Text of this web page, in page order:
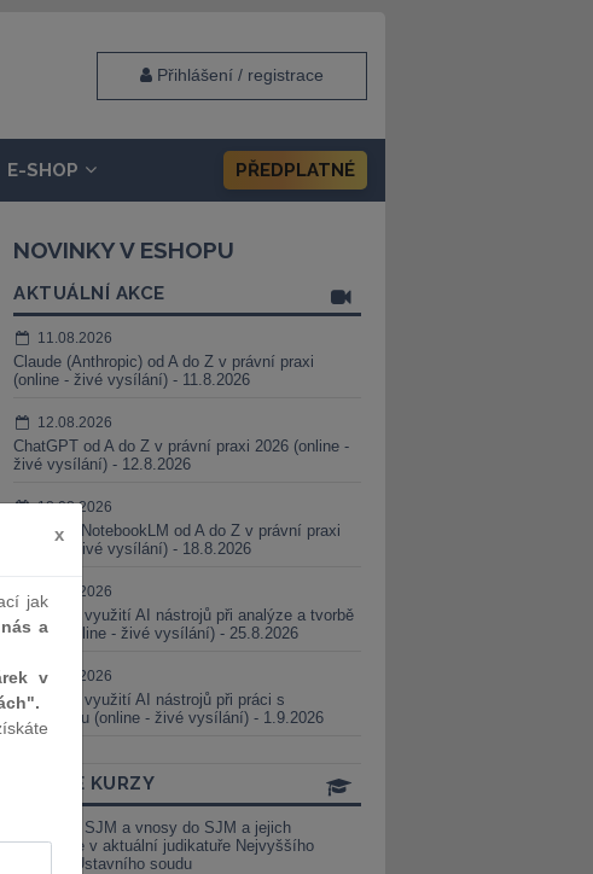
Přihlášení / registrace
E-SHOP PŘEDPLATNÉ
NOVINKY V ESHOPU
AKTUÁLNÍ AKCE
11.08.2026
Claude (Anthropic) od A do Z v právní praxi
(online - živé vysílání) - 11.8.2026
12.08.2026
ChatGPT od A do Z v právní praxi 2026 (online -
živé vysílání) - 12.8.2026
18.08.2026
Gemini a NotebookLM od A do Z v právní praxi
(online - živé vysílání) - 18.8.2026
25.08.2026
Praktické využití AI nástrojů při analýze a tvorbě
smluv (online - živé vysílání) - 25.8.2026
01.09.2026
Praktické využití AI nástrojů při práci s
judikaturou (online - živé vysílání) - 1.9.2026
ONLINE KURZY
Vnosy ze SJM a vnosy do SJM a jejich
valorizace v aktuální judikatuře Nejvyššího
soudu a Ústavního soudu
x
jak
a
v